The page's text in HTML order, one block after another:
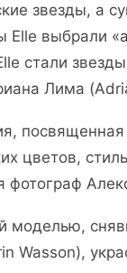
звезды, а
Elle выбрали
стали
Лима
цветов,
фотограф
моделью,
Wasson),